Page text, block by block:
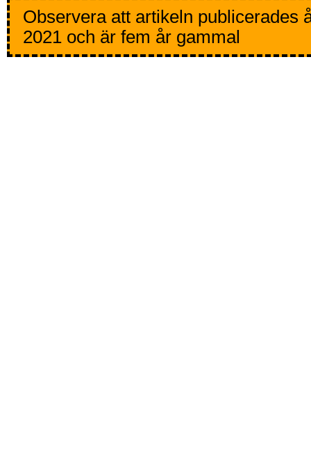
Observera att artikeln publicerades
2021 och är fem år gammal